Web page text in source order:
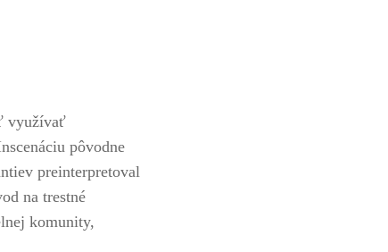
využívať
pôvodne
preinterpretoval
na trestné
komunity,